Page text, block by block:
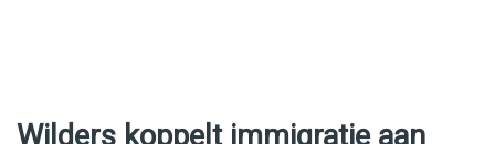
Wilders koppelt immigratie aan